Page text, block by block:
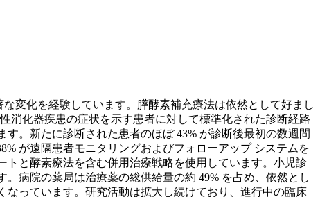
変化を経験しています。膵酵素補充療法は依然として好まし
消化器疾患の症状を示す患者に対して標準化された診断経路
。新たに診断された患者のほぼ 43% が診断後最初の数週間
が遠隔患者モニタリングおよびフォローアップ システムを
と酵素療法を含む併用治療戦略を使用しています。小児診
病院の薬局は治療薬の総供給量の約 49% を占め、依然とし
っています。研究活動は拡大し続けており、進行中の臨床